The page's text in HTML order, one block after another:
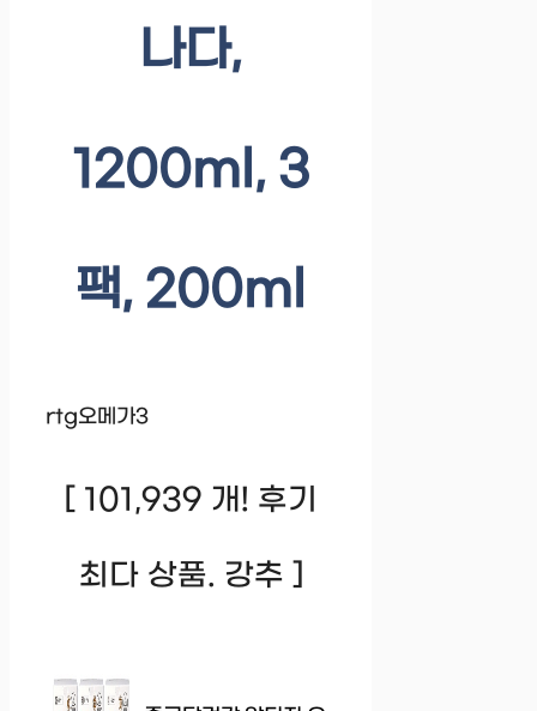
나다,
1200ml, 3
팩, 200ml
rtg오메가3
[ 101,939 개! 후기
최다 상품. 강추 ]